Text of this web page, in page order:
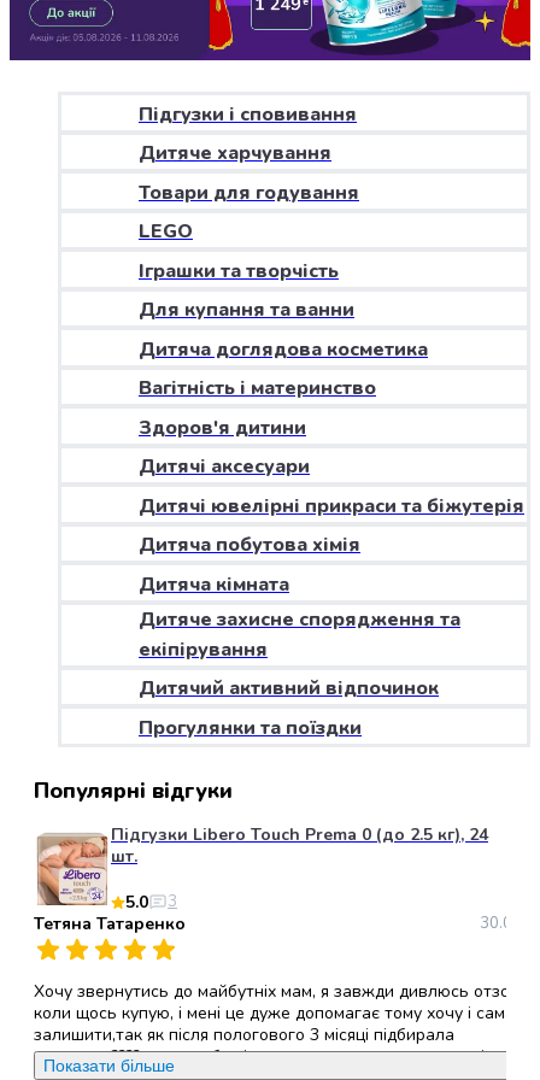
Ром
Текіла
мескаль
і
наливки
Настоянки,
бальзами,
біттери
і
азійський
алкоголь
Слабоалкогольні
напої
Сидри
меди
Подарункові
набори
алкоголю
Продукти
Бакалія
Олія
Сухі
сніданки
приготування
Спеції
та
приправи
Цукор
Все
для
Підгузки і сповивання
Дитяче харчування
Товари для годування
LEGO
Іграшки та творчість
Для купання та ванни
Дитяча доглядова косметика
Вагітність і материнство
Здоров'я дитини
Дитячі аксесуари
Дитячі ювелірні прикраси та біжутерія
Дитяча побутова хімія
Дитяча кімната
Дитяче захисне спорядження та
екіпірування
Дитячий активний відпочинок
Прогулянки та поїздки
Популярні відгуки
Підгузки Libero Touch Prema 0 (до 2.5 кг), 24
шт.
5.0
3
Тетяна Татаренко
Хочу звернутись до майбутніх мам, я завжди дивлюсь отзови
коли щось купую, і мені це дуже допомагає тому хочу і сама
залишити,так як після пологового 3 місяці підбирала
памперси????, хочу щоб всі ви звернули увагу саме на ці
Показати більше